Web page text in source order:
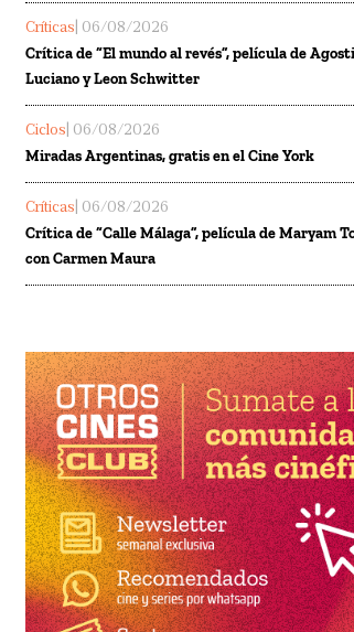
Críticas | 06/08/2026
Crítica de “El mundo al revés”, película de
Luciano y Leon Schwitter
Ciclos | 06/08/2026
Miradas Argentinas, gratis en el Cine York
Críticas | 06/08/2026
Crítica de “Calle Málaga”, película de Maryam
con Carmen Maura